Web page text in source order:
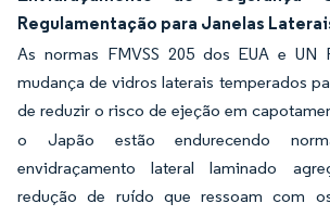
Regulamentação para Janelas
As normas FMVSS 205 dos EUA e UN
mudança de vidros laterais temperados
de reduzir o risco de ejeção em
o Japão estão endurecendo
envidraçamento lateral laminado
redução de ruído que ressoam com